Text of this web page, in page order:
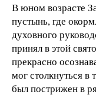
В юном возрасте
пустынь, где
духовного
принял в этой
прекрасно
мог столкнуться в
был пострижен в